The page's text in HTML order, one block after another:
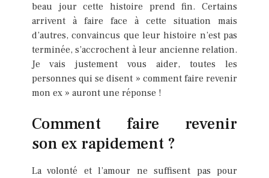
beau jour cette histoire prend fin. Certains
arrivent à faire face à cette situation mais
d’autres, convaincus que leur histoire n’est pas
terminée, s’accrochent à leur ancienne relation.
Je vais justement vous aider, toutes les
personnes qui se disent » comment faire revenir
mon ex » auront une réponse !
Comment faire revenir
son ex rapidement ?
La volonté et l’amour ne suffisent pas pour